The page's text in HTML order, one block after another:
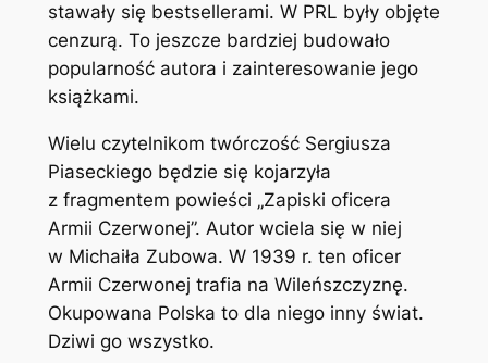
stawały się bestsellerami. W PRL były objęte
cenzurą. To jeszcze bardziej budowało
popularność autora i zainteresowanie jego
książkami.
Wielu czytelnikom twórczość Sergiusza
Piaseckiego będzie się kojarzyła
z fragmentem powieści „Zapiski oficera
Armii Czerwonej”. Autor wciela się w niej
w Michaiła Zubowa. W 1939 r. ten oficer
Armii Czerwonej trafia na Wileńszczyznę.
Okupowana Polska to dla niego inny świat.
Dziwi go wszystko.